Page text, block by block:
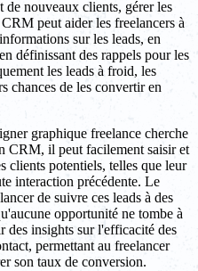
de nouveaux clients, gérer les
peut aider les freelancers à
sur les leads, en
définissant des rappels pour les
les leads à froid, les
chances de les convertir en
graphique freelance cherche
CRM, il peut facilement saisir et
clients potentiels, telles que leur
interaction précédente. Le
de suivre ces leads à des
opportunité ne tombe à
insights sur l'efficacité des
permettant au freelancer
son taux de conversion.